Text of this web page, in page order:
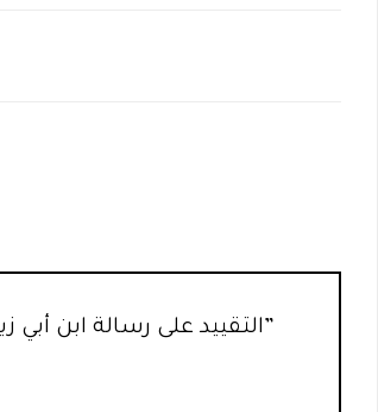
Be the first to review “التقييد على رسالة ابن أبي زيد القيرواني”